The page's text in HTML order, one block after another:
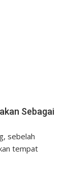
Sebagai
sebelah
tempat